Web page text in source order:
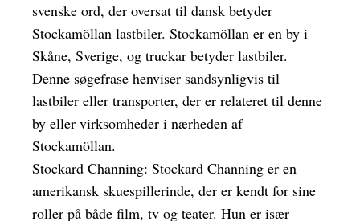
svenske ord, der oversat til dansk betyder
Stockamöllan lastbiler. Stockamöllan er en by i
Skåne, Sverige, og truckar betyder lastbiler.
Denne søgefrase henviser sandsynligvis til
lastbiler eller transporter, der er relateret til denne
by eller virksomheder i nærheden af
Stockamöllan.
Stockard Channing: Stockard Channing er en
amerikansk skuespillerinde, der er kendt for sine
roller på både film, tv og teater. Hun er især